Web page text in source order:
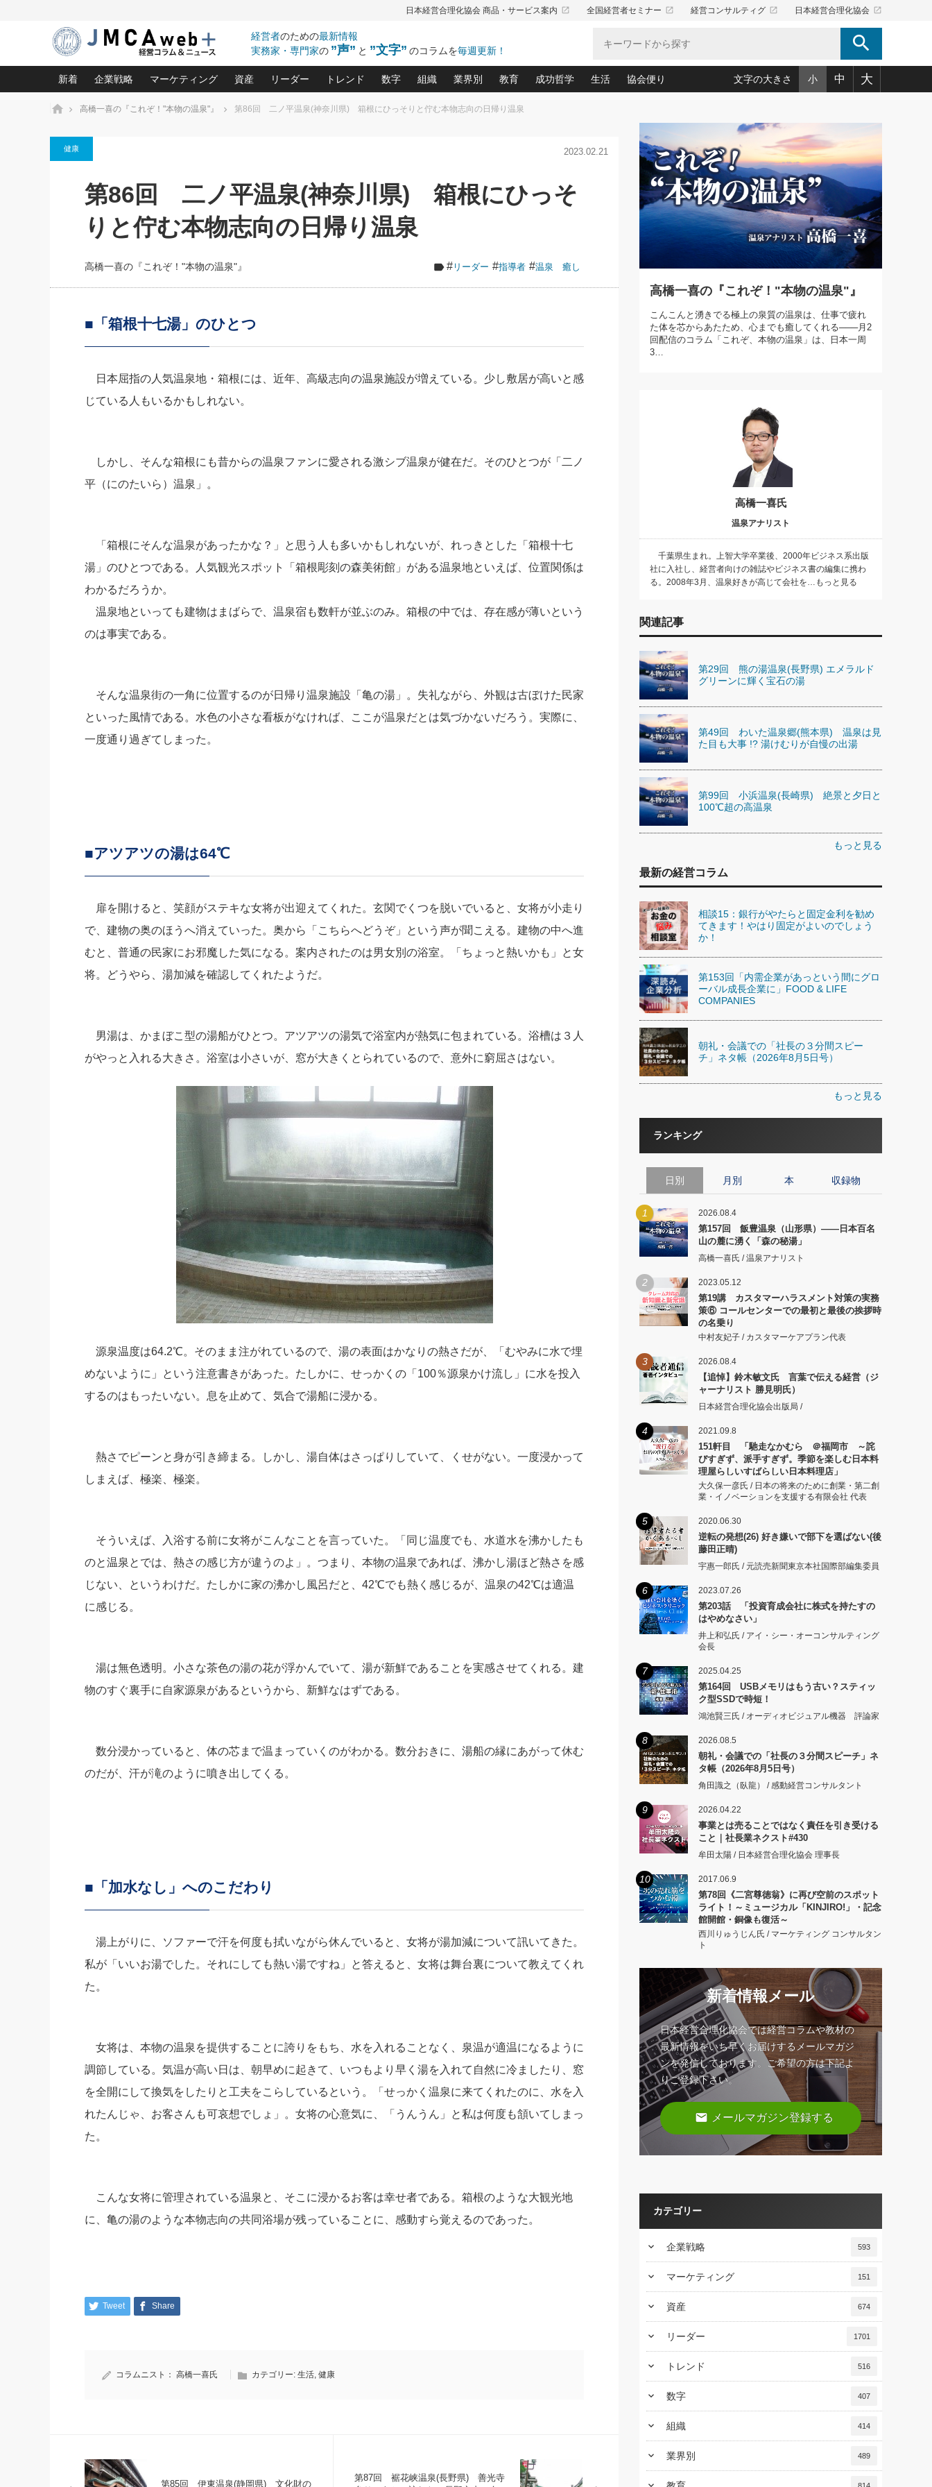
日本経営合理化協会 商品・サービス案内 launch 全国経営者セミナー launch 経営コンサルティグ launch 日本経営合理化協会 launch
経営者のための最新情報
実務家・専門家の ”声” と ”文字” のコラムを毎週更新！ search
新着
相談15：銀行がやたらと固定金
利を勧めてきます！やはり固定
がよいのでしょうか！
2026.08.7
第153回「内需企業があっとい
う間にグローバル成長企業に」
FOOD & LIFE COMPANIES
朝礼・会議での「社長の３分間
日号）
2026.08.5 2026.08.5
第86回 「言葉狩り」
もっとみる
企業戦略
強い会社を築く ビジネス・クリニック(240)
日本レーザー「人を大切にしながら利益を上げる経営」の極意
(3)
武器としてのM&A入門(3)
社長のための“儲かる通販”戦略視点(151)
継続経営 百話百行(85)
マーケティング
ロングセラーの玉手箱(9)
大復活＆快進撃！ユニバーサルスタジオジャパンの成功要因と
は(5)
酒井光雄 成功事例に学ぶ繁栄企業のブランド戦略(39)
資産
中国経済の最新動向(204)
事業承継の前に、決めておきたい、知っておきたい、やってお
きたいコト(12)
会社と社長のための資産管理講座(95)
リーダー
ピョートル・F・グジバチの『経営戦略の新常識』(12)
指導者たる者かくあるべし(635)
朝礼・会議での「社長の３分間スピーチ」ネタ帳(159)
楠木建の「経営知になる考え方」(57)
次もあなたにお願いしたいと思われる「一流の仕事術」(28)
トレンド
北村森の「今月のヒット商品」(109)
次の売れ筋をつかむ術(102)
社長のメシの種 4.0(206)
数字
おカネが残る決算書にするために、やっておきたいこと(34)
会社を守り抜くための緊急対策(100)
強い決算書の会社はココが違う！(36)
損益分岐点を下げる、Ｐ／Ｌ不況時代の新戦略(12)
決算書の“見える化”術(12)
組織
職場の生産性を下げるハラスメントの予防策(10)
賃金決定の定石(68)
顧客・社員・社会から支持される「ウェルビーイング経営入
業界別
大久保一彦の“流行る”お店の仕組みづくり(210)
柿内幸夫─社長のための現場改善(174)
教育
あなただからお願いしたいと思われる 気配りの達人(127)
クレーム対応 実践マニュアル(92)
クレーム対応の新知識と新常識(57)
デキル社員に育てる！ 社員教育の決め手(203)
業績アップにつながる！ワンランク上の手紙・メール術(100)
成功哲学
中国哲学に学ぶ 不況は会社守成の好機(38)
令和時代の「社長の人間力の磨き方」(86)
先人の名句名言の教え 東洋思想に学ぶ経営学(132)
渡部昇一の「日本の指導者たち」(32)
経営に活かす“十八史略”(30)
生活
おのころ心平の ──社長のための「か・ら・だマネジメント」
(50)
デジタルＡＶを味方に！新・仕事術(180)
リーダー脳の鍛え方(32)
ワインを楽しむ基礎レッスン(12)
必読！社長が読むべき今月の4冊(88)
社長の「氣」(30)
米国スポーツ・ビジネスに学ぶ心理学(98)
高橋一喜の『これぞ！"本物の温泉"』(157)
協会便り
「愛読者通信」著者インタビュー(44)
ビジネス見聞録 経営ニュース(100)
作間信司の経営無形庵(けいえいむぎょうあん)(166)
経営セミナー情報局(1)
繁栄への着眼点 牟田太陽(76)
講話を聞いて学ぼう 実学・耳学・磨く「ミミガク」のすすめ
文字の大きさ 小 中 大
ホーム 高橋一喜の『これぞ！"本物の温泉"』 第86回 二ノ平温泉(神奈川県) 箱根にひっそりと佇む本物志向の日帰り温泉
健康 2023.02.21
第86回 二ノ平温泉(神奈川県) 箱根にひっそ
りと佇む本物志向の日帰り温泉
高橋一喜の『これぞ！"本物の温泉"』 # リーダー #指導者 #温泉 癒し
■「箱根十七湯」のひとつ
日本屈指の人気温泉地・箱根には、近年、高級志向の温泉施設が増えている。少し敷居が高いと感
じている人もいるかもしれない。
しかし、そんな箱根にも昔からの温泉ファンに愛される激シブ温泉が健在だ。そのひとつが「二ノ
平（にのたいら）温泉」。
「箱根にそんな温泉があったかな？」と思う人も多いかもしれないが、れっきとした「箱根十七
湯」のひとつである。人気観光スポット「箱根彫刻の森美術館」がある温泉地といえば、位置関係は
わかるだろうか。
温泉地といっても建物はまばらで、温泉宿も数軒が並ぶのみ。箱根の中では、存在感が薄いという
のは事実である。
そんな温泉街の一角に位置するのが日帰り温泉施設「亀の湯」。失礼ながら、外観は古ぼけた民家
といった風情である。水色の小さな看板がなければ、ここが温泉だとは気づかないだろう。実際に、
一度通り過ぎてしまった。
■アツアツの湯は64℃
扉を開けると、笑顔がステキな女将が出迎えてくれた。玄関でくつを脱いでいると、女将が小走り
で、建物の奥のほうへ消えていった。奥から「こちらへどうぞ」という声が聞こえる。建物の中へ進
むと、普通の民家にお邪魔した気になる。案内されたのは男女別の浴室。「ちょっと熱いかも」と女
将。どうやら、湯加減を確認してくれたようだ。
男湯は、かまぼこ型の湯船がひとつ。アツアツの湯気で浴室内が熱気に包まれている。浴槽は３人
がやっと入れる大きさ。浴室は小さいが、窓が大きくとられているので、意外に窮屈さはない。
源泉温度は64.2℃。そのまま注がれているので、湯の表面はかなりの熱さだが、「むやみに水で埋
めないように」という注意書きがあった。たしかに、せっかくの「100％源泉かけ流し」に水を投入
するのはもったいない。息を止めて、気合で湯船に浸かる。
熱さでピーンと身が引き締まる。しかし、湯自体はさっぱりしていて、くせがない。一度浸かって
しまえば、極楽、極楽。
そういえば、入浴する前に女将がこんなことを言っていた。「同じ温度でも、水道水を沸かしたも
のと温泉とでは、熱さの感じ方が違うのよ」。つまり、本物の温泉であれば、沸かし湯ほど熱さを感
じない、というわけだ。たしかに家の沸かし風呂だと、42℃でも熱く感じるが、温泉の42℃は適温
に感じる。
湯は無色透明。小さな茶色の湯の花が浮かんでいて、湯が新鮮であることを実感させてくれる。建
物のすぐ裏手に自家源泉があるというから、新鮮なはずである。
数分浸かっていると、体の芯まで温まっていくのがわかる。数分おきに、湯船の縁にあがって休む
のだが、汗が滝のように噴き出してくる。
■「加水なし」へのこだわり
湯上がりに、ソファーで汗を何度も拭いながら休んでいると、女将が湯加減について訊いてきた。
私が「いいお湯でした。それにしても熱い湯ですね」と答えると、女将は舞台裏について教えてくれ
た。
女将は、本物の温泉を提供することに誇りをもち、水を入れることなく、泉温が適温になるように
調節している。気温が高い日は、朝早めに起きて、いつもより早く湯を入れて自然に冷ましたり、窓
を全開にして換気をしたりと工夫をこらしているという。「せっかく温泉に来てくれたのに、水を入
れたんじゃ、お客さんも可哀想でしょ」。女将の心意気に、「うんうん」と私は何度も頷いてしまっ
た。
こんな女将に管理されている温泉と、そこに浸かるお客は幸せ者である。箱根のような大観光地
に、亀の湯のような本物志向の共同浴場が残っていることに、感動すら覚えるのであった。
Tweet Share
コラムニスト： 高橋一喜氏 カテゴリー: 生活, 健康
第85回 伊東温泉(静岡県) 文化財の
第87回 裾花峡温泉(長野県) 善光寺
高橋一喜の『これぞ！"本物の温泉"』
こんこんと湧きでる極上の泉質の温泉は、仕事で疲れ
た体を芯からあたため、心までも癒してくれる───月2
回配信のコラム「これぞ、本物の温泉」は、日本一周
3…
高橋一喜氏
温泉アナリスト
千葉県生まれ。上智大学卒業後、2000年ビジネス系出版
社に入社し、経営者向けの雑誌やビジネス書の編集に携わ
る。2008年3月、温泉好きが高じて会社を…もっと見る
関連記事
第29回 熊の湯温泉(長野県) エメラルド
グリーンに輝く宝石の湯
第49回 わいた温泉郷(熊本県) 温泉は見
た目も大事 !? 湯けむりが自慢の出湯
第99回 小浜温泉(長崎県) 絶景と夕日と
100℃超の高温泉
もっと見る
最新の経営コラム
相談15：銀行がやたらと固定金利を勧め
てきます！やはり固定がよいのでしょう
か！
第153回「内需企業があっという間にグロ
ーバル成長企業に」FOOD & LIFE
COMPANIES
朝礼・会議での「社長の３分間スピー
チ」ネタ帳（2026年8月5日号）
もっと見る
ランキング
日別 月別 本 収録物
1 2026.08.4
第157回 飯豊温泉（山形県）――日本百名
山の麓に湧く「森の秘湯」
高橋一喜氏 / 温泉アナリスト
2 2023.05.12
第19講 カスタマーハラスメント対策の実務
策⑥ コールセンターでの最初と最後の挨拶時
の名乗り
中村友妃子 / カスタマーケアプラン代表
3 2026.08.4
【追悼】鈴木敏文氏 言葉で伝える経営（ジ
ャーナリスト 勝見明氏）
日本経営合理化協会出版局 /
4 2021.09.8
151軒目 「馳走なかむら ＠福岡市 ～詫
びすぎず、派手すぎず。季節を楽しむ日本料
理屋らしいすばらしい日本料理店」
大久保一彦氏 / 日本の将来のために創業・第二創
業・イノベーションを支援する有限会社 代表
5 2020.06.30
逆転の発想(26) 好き嫌いで部下を選ばない(後
藤田正晴)
宇惠一郎氏 / 元読売新聞東京本社国際部編集委員
6 2023.07.26
第203話 「投資育成会社に株式を持たすの
はやめなさい」
井上和弘氏 / アイ・シー・オーコンサルティング
会長
7 2025.04.25
第164回 USBメモリはもう古い？スティッ
ク型SSDで時短！
鴻池賢三氏 / オーディオビジュアル機器 評論家
8 2026.08.5
朝礼・会議での「社長の３分間スピーチ」ネ
タ帳（2026年8月5日号）
角田識之（臥龍） / 感動経営コンサルタント
9 2026.04.22
事業とは売ることではなく責任を引き受ける
こと｜社長業ネクスト#430
牟田太陽 / 日本経営合理化協会 理事長
10 2017.06.9
第78回《二宮尊徳翁》に再び空前のスポット
ライト！～ミュージカル「KINJIRO!」・記念
館開館・銅像も復活～
西川りゅうじん氏 / マーケティング コンサルタン
ト
新着情報メール
日本経営合理化協会では経営コラムや教材の
最新情報をいち早くお届けするメールマガジ
ンを発信しております。ご希望の方は下記よ
りご登録下さい。
email メールマガジン登録する
カテゴリー
keyboard_arrow_down 企業戦略 593
keyboard_arrow_down マーケティング 151
keyboard_arrow_down 資産 674
keyboard_arrow_down リーダー 1701
keyboard_arrow_down トレンド 516
keyboard_arrow_down 数字 407
keyboard_arrow_down 組織 414
keyboard_arrow_down 業界別 489